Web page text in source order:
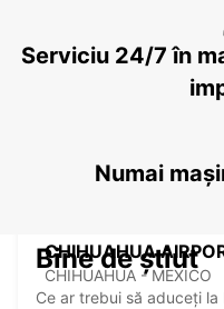
TORREON
CHIHUAHUA
CHIHUAHUA - MEXICO
Serviciu 24/7 în
Numai
Bine de știut
Ce ar trebui să aduceți